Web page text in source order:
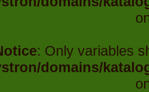
: Only variables
domains/